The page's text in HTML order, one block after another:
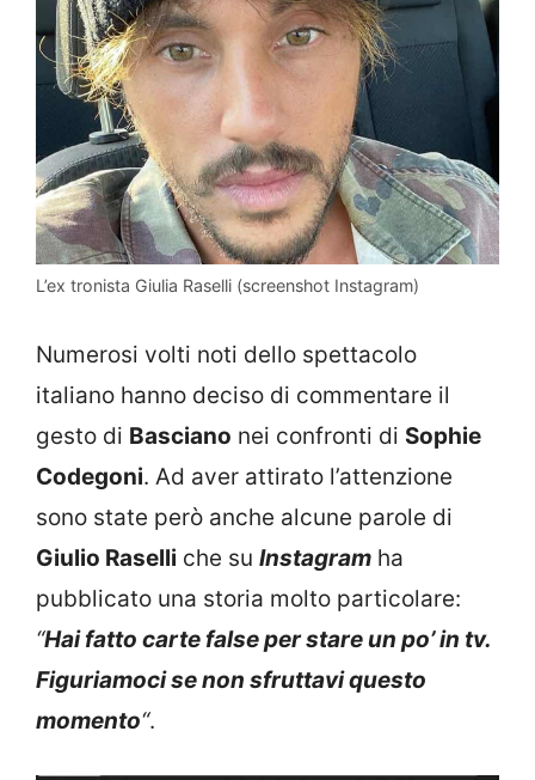
L’ex tronista Giulia Raselli (screenshot Instagram)
Numerosi volti noti dello spettacolo
italiano hanno deciso di commentare il
gesto di Basciano nei confronti di Sophie
Codegoni. Ad aver attirato l’attenzione
sono state però anche alcune parole di
Giulio Raselli che su Instagram ha
pubblicato una storia molto particolare:
“Hai fatto carte false per stare un po’ in tv.
Figuriamoci se non sfruttavi questo
momento“.